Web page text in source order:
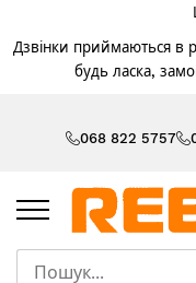
Дзвінки приймаються в
будь ласка,
068 822 5757